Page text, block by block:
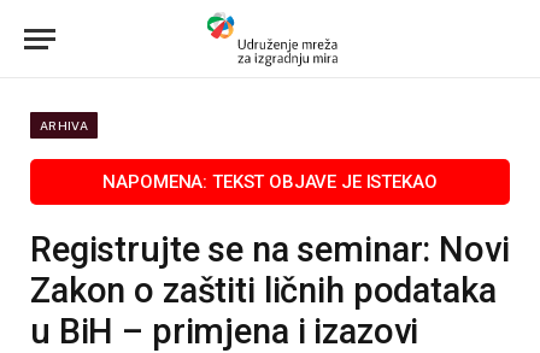
ARHIVA
Registrujte se na seminar: Novi
Zakon o zaštiti ličnih podataka
u BiH – primjena i izazovi